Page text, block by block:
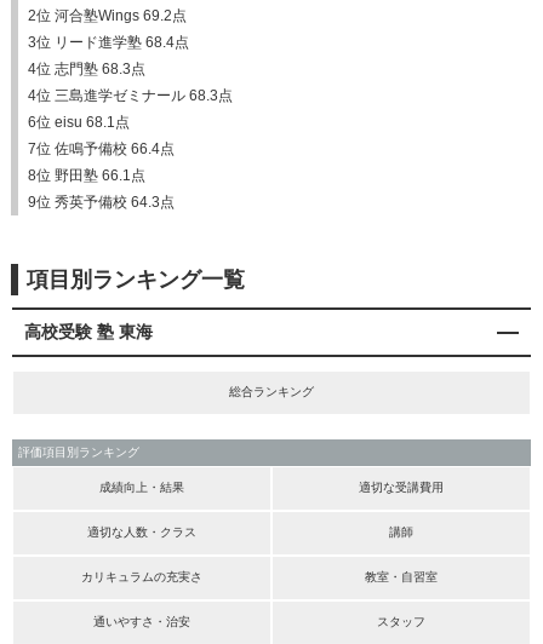
2位 河合塾Wings 69.2点
3位 リード進学塾 68.4点
4位 志門塾 68.3点
4位 三島進学ゼミナール 68.3点
6位 eisu 68.1点
7位 佐鳴予備校 66.4点
8位 野田塾 66.1点
9位 秀英予備校 64.3点
項目別ランキング一覧
高校受験 塾 東海
総合ランキング
評価項目別ランキング
成績向上・結果 適切な受講費用
適切な人数・クラス 講師
カリキュラムの充実さ 教室・自習室
通いやすさ・治安 スタッフ